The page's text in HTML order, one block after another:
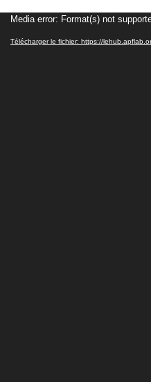
Media error: Format(s) not
Télécharger le fichier: https://